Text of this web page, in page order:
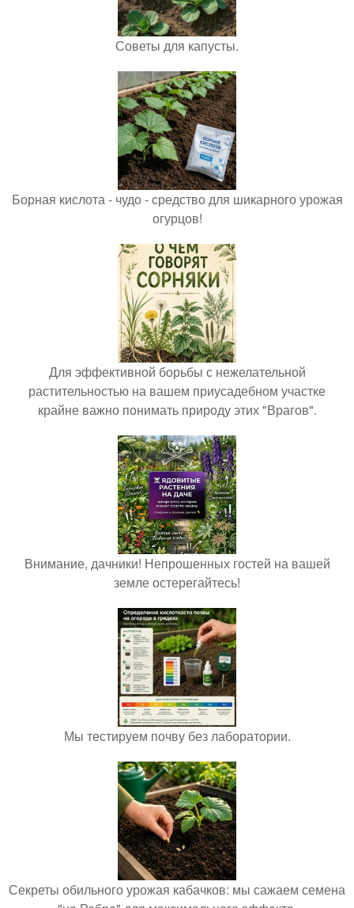
Советы для капусты.
Борная кислота - чудо - средство для шикарного урожая
огурцов!
Для эффективной борьбы с нежелательной
растительностью на вашем приусадебном участке
крайне важно понимать природу этих "Врагов".
Внимание, дачники! Непрошенных гостей на вашей
земле остерегайтесь!
Мы тестируем почву без лаборатории.
Секреты обильного урожая кабачков: мы сажаем семена